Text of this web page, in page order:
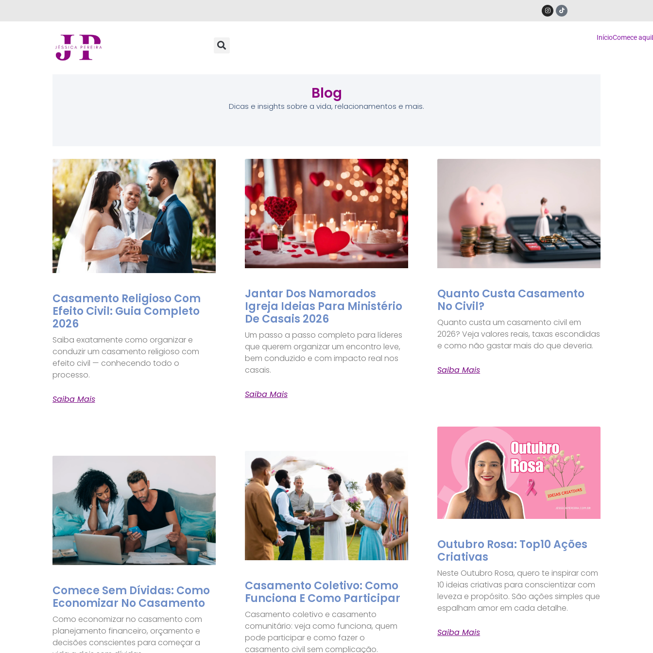
InícioComece aqui
Blog
Dicas e insights sobre a vida, relacionamentos e mais.
Casamento Religioso Com
Efeito Civil: Guia Completo
2026
Saiba exatamente como organizar e
conduzir um casamento religioso com
efeito civil — conhecendo todo o
processo.
Saiba Mais
Jantar Dos Namorados
Igreja Ideias Para Ministério
De Casais 2026
Um passo a passo completo para líderes
que querem organizar um encontro leve,
bem conduzido e com impacto real nos
casais.
Saiba Mais
Quanto Custa Casamento
No Civil?
Quanto custa um casamento civil em
2026? Veja valores reais, taxas escondidas
e como não gastar mais do que deveria.
Saiba Mais
Comece Sem Dívidas: Como
Economizar No Casamento
Como economizar no casamento com
planejamento financeiro, orçamento e
decisões conscientes para começar a
Casamento Coletivo: Como
Funciona E Como Participar
Casamento coletivo e casamento
comunitário: veja como funciona, quem
pode participar e como fazer o
casamento civil sem complicação.
Outubro Rosa: Top10 Ações
Criativas
Neste Outubro Rosa, quero te inspirar com
10 ideias criativas para conscientizar com
leveza e propósito. São ações simples que
espalham amor em cada detalhe.
Saiba Mais